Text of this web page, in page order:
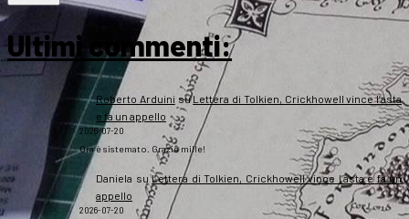
Ultimi commenti:
Roberto Arduini suLettera di Tolkien, Crickhowell vince l’asta
e fa un appello
2026-07-20
Ora è sistemato. Grazie mille!
Daniela suLettera di Tolkien, Crickhowell vince l’asta e fa un
appello
2026-07-20